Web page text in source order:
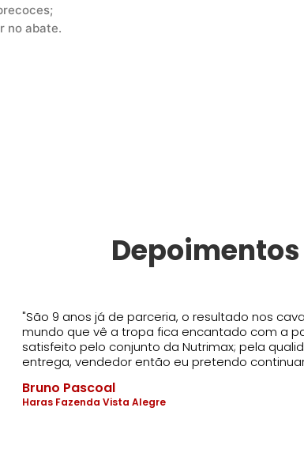
no abate.
Depoimentos
"São 9 anos já de parceria, o resultado nos
mundo que vê a tropa fica encantado com a
satisfeito pelo conjunto da Nutrimax; pela
entrega, vendedor então eu pretendo
Bruno Pascoal
Haras Fazenda Vista Alegre